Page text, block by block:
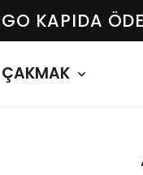
KAPIDA
ÇAKMAK